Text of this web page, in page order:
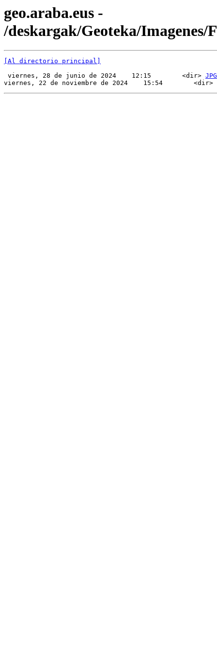
geo.araba.eus -
/deskargak/Geoteka/Imagenes/
[Al directorio principal]
viernes, 28 de junio de 2024    12:15        <dir> JPG
viernes, 22 de noviembre de 2024    15:54        <dir>